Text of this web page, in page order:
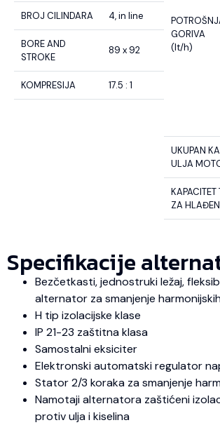
BROJ CILINDARA 4, in line
BORE AND
STROKE
89 x 92
KOMPRESIJA 17.5 : 1
GORIVA
(lt/h)
UKUPAN
ULJA
KAPACITET
ZA
Specifikacije
Bezčetkasti, jednostruki ležaj,
alternator za smanjenje
H tip izolacijske klase
IP 21-23 zaštitna klasa
Samostalni eksiciter
Elektronski automatski regulator
Stator 2/3 koraka za smanjenje
Namotaji alternatora zaštićeni
protiv ulja i kiselina